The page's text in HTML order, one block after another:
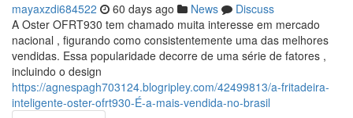
mayaxzdi684522 60 days ago News
Discuss
A Oster OFRT930 tem chamado muita interesse em mercado
nacional , figurando como consistentemente uma das melhores
vendidas. Essa popularidade decorre de uma série de fatores ,
incluindo o design
https://agnespagh703124.blogripley.com/42499813/a-fritadeira-
inteligente-oster-ofrt930-É-a-mais-vendida-no-brasil